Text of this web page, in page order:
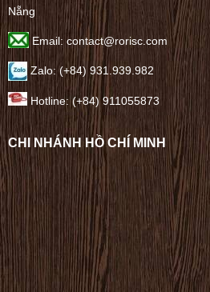
Nẵng
Email: contact@rorisc.com
Zalo: (+84) 931.939.982
Hotline: (+84) 911055873
CHI NHÁNH HỒ CHÍ MINH